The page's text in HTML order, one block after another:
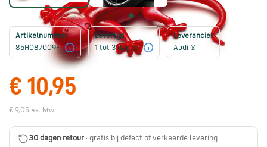
onderdelen
CUPRA
onderdelen
Zomeraanbiedingen
Kunnen
Artikelnummer
85H087009F
i
Levertijd
1 tot 3 dagen
i
Leverancier
Audi ®
€ 10,95
€ 9,05 ex. btw
30 dagen retour · gratis bij defect of verkeerde levering